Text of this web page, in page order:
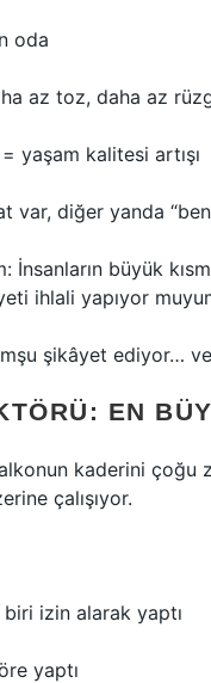
oda
az toz, daha az
yaşam kalitesi artışı
var, diğer yanda
İnsanların büyük
ihlali yapıyor
şikâyet ediyor…
EN
kaderini
çalışıyor.
izin alarak yaptı
yaptı